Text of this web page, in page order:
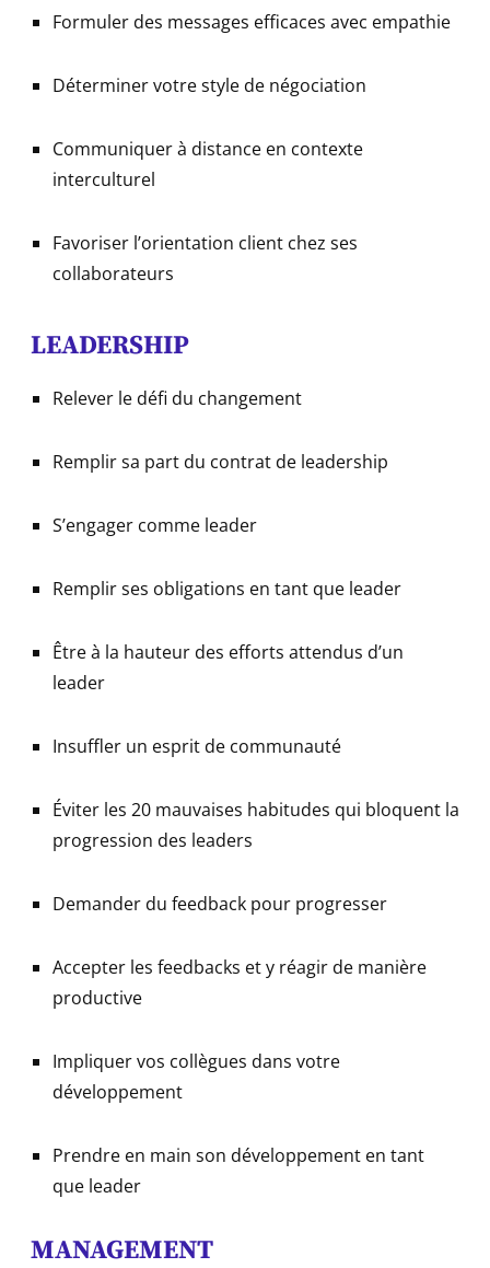
Formuler des messages efficaces avec empathie
Déterminer votre style de négociation
Communiquer à distance en contexte
interculturel
Favoriser l’orientation client chez ses
collaborateurs
LEADERSHIP
Relever le défi du changement
Remplir sa part du contrat de leadership
S’engager comme leader
Remplir ses obligations en tant que leader
Être à la hauteur des efforts attendus d’un
leader
Insuffler un esprit de communauté
Éviter les 20 mauvaises habitudes qui bloquent la
progression des leaders
Demander du feedback pour progresser
Accepter les feedbacks et y réagir de manière
productive
Impliquer vos collègues dans votre
développement
Prendre en main son développement en tant
que leader
MANAGEMENT